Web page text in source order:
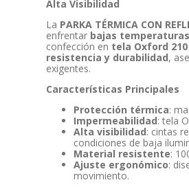
Alta Visibilidad
La PARKA TÉRMICA CON
enfrentar bajas temperaturas
confección en tela Oxford
resistencia y durabilidad,
exigentes.
Características Principales
Protección térmica:
Impermeabilidad: tela
Alta visibilidad: cintas
condiciones de baja
Material resistente:
Ajuste ergonómico:
movimiento.